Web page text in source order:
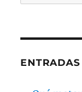
por: